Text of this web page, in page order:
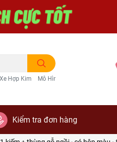
Hợp Kim Mô Hình Trang Trí
Kiểm tra đơn hàng